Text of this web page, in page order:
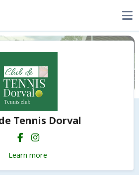
Tennis Dorval
Learn more